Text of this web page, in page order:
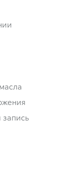
запись